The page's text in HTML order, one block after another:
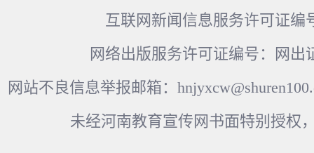
互联网新闻信息服务许可证编
网络出版服务许可证编号：网出
网站不良信息举报邮箱：
未经河南教育宣传网书面特别授权